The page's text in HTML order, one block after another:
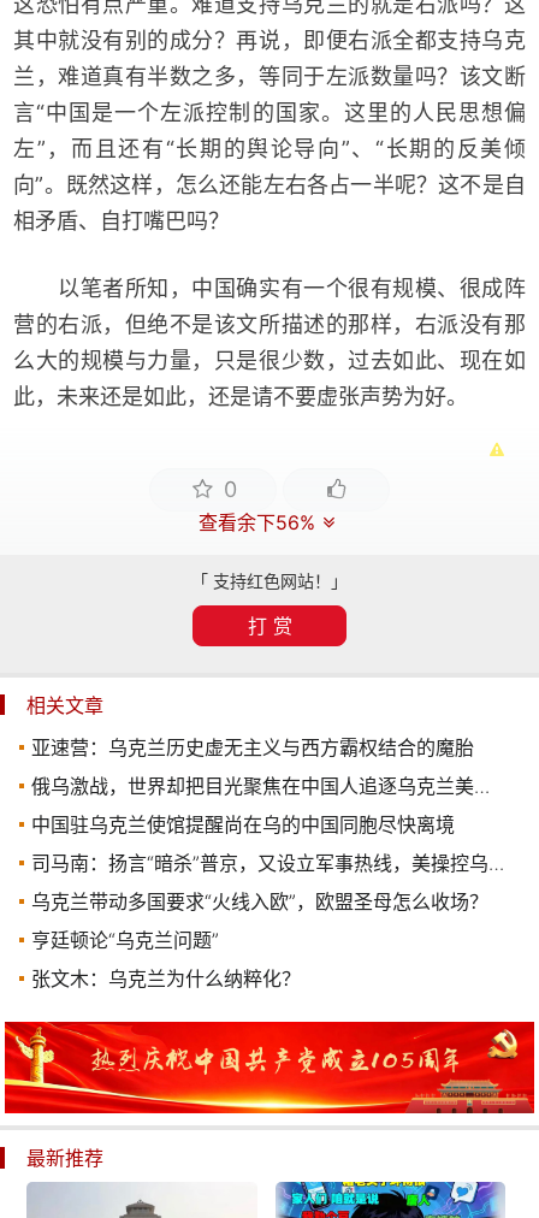
其中就没有别的成分？再说，即便右派全都支持乌克
兰，难道真有半数之多，等同于左派数量吗？该文断
言“中国是一个左派控制的国家。这里的人民思想偏
左”，而且还有“长期的舆论导向”、“长期的反美倾
向”。既然这样，怎么还能左右各占一半呢？这不是自
相矛盾、自打嘴巴吗？
以笔者所知，中国确实有一个很有规模、很成阵
营的右派，但绝不是该文所描述的那样，右派没有那
么大的规模与力量，只是很少数，过去如此、现在如
此，未来还是如此，还是请不要虚张声势为好。
0
查看余下56%
「 支持红色网站！」
打 赏
相关文章
亚速营：乌克兰历史虚无主义与西方霸权结合的魔胎
俄乌激战，世界却把目光聚焦在中国人追逐乌克兰美女上，这事怎么看？
中国驻乌克兰使馆提醒尚在乌的中国同胞尽快离境
司马南：扬言“暗杀”普京，又设立军事热线，美操控乌克兰战局！
乌克兰带动多国要求“火线入欧”，欧盟圣母怎么收场？
亨廷顿论“乌克兰问题”
张文木：乌克兰为什么纳粹化？
最新推荐